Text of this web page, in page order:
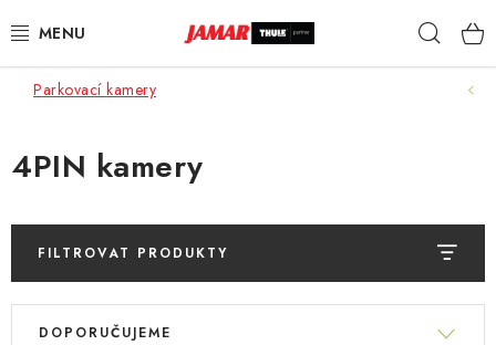
na
STŘEŠNÍ NOSIČE
NOSIČE KOL
DĚTSKÉ ZBOŽÍ
Parkovací kamery
4PIN kamery
FILTROVAT PRODUKTY
V
Ř
DOPORUČUJEME